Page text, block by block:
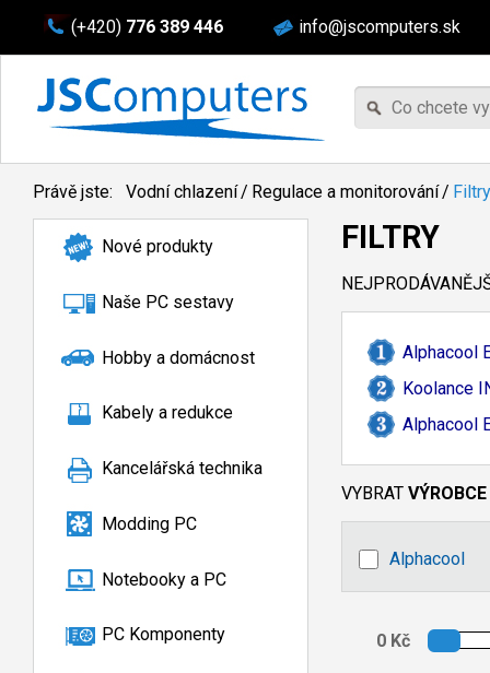
(+420) 776 389 446 info@jscomputers.sk
Právě jste: Vodní chlazení/ Regulace a monitorování/ Filtry
Nové produkty
Naše PC sestavy
Hobby a domácnost
Kabely a redukce
Kancelářská technika
Modding PC
Notebooky a PC
PC Komponenty
FILTRY
Alphacool
Koolance
Alphacool
VYBRAT VÝROBCE
Alphacool